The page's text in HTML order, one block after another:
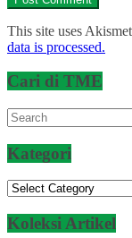
This site uses
data is processed.
Cari di TME
Kategori
Kategori
Koleksi Artikel